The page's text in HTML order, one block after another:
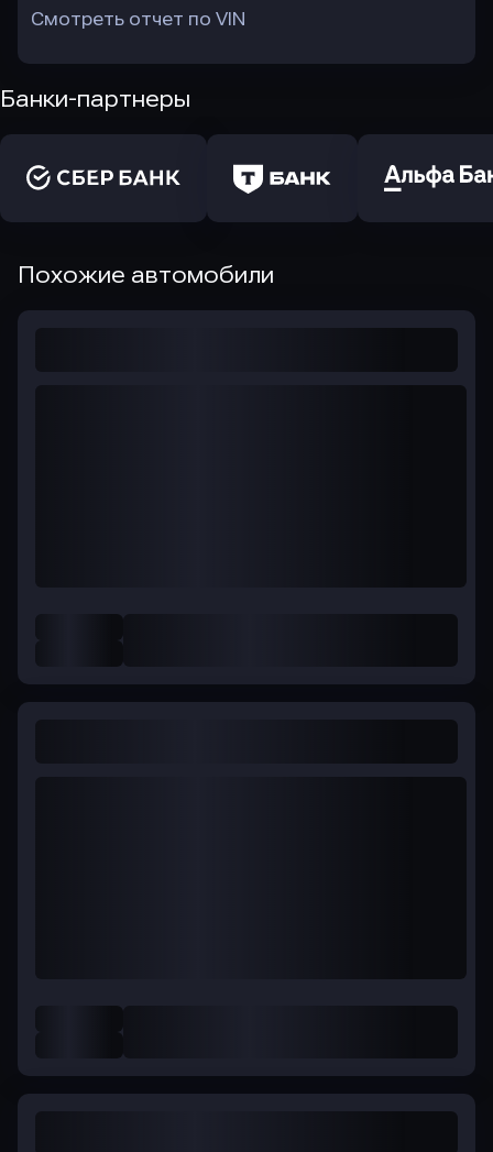
Смотреть отчет по VIN
Банки-партнеры
Похожие автомобили